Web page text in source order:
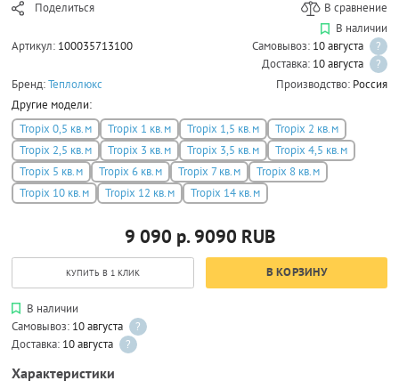
Поделиться В сравнение
Артикул: 100035713100
В наличии
Самовывоз: 10 августа
?
Доставка: 10 августа
?
Бренд:Теплолюкс Производство: Россия
Другие модели:
Tropix 0,5 кв.м
Tropix 1 кв.м Tropix 1,5 кв.м
Tropix 2 кв.м
Tropix 2,5 кв.м
Tropix 3 кв.м Tropix 3,5 кв.м
Tropix 4,5 кв.м
Tropix 5 кв.м
Tropix 6 кв.м Tropix 7 кв.м
Tropix 8 кв.м
Tropix 10 кв.м
Tropix 12 кв.м Tropix 14 кв.м
9 090 р. 9090 RUB
КУПИТЬ В 1 КЛИК В КОРЗИНУ
В наличии
Самовывоз: 10 августа
?
Доставка: 10 августа ?
Характеристики